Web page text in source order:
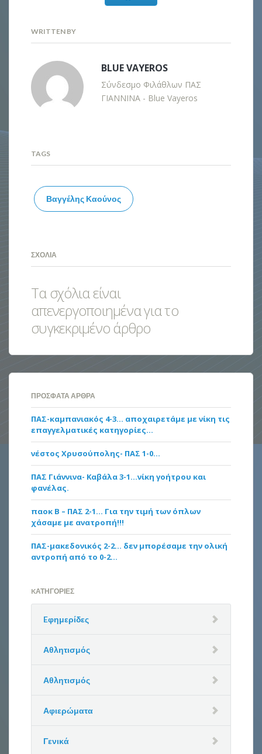
WRITTEN BY
BLUE VAYEROS
Σύνδεσμο Φιλάθλων ΠΑΣ
ΓΙΑΝΝΙΝΑ - Blue Vayeros
TAGS
Βαγγέλης Καούνος
ΣΧΌΛΙΑ
Τα σχόλια είναι
απενεργοποιημένα για το
συγκεκριμένο άρθρο
ΠΡΌΣΦΑΤΑ ΆΡΘΡΑ
ΠΑΣ-καμπανιακός 4-3… αποχαιρετάμε με νίκη τις
επαγγελματικές κατηγορίες…
νέστος Χρυσούπολης- ΠΑΣ 1-0…
ΠΑΣ Γιάννινα- Καβάλα 3-1…νίκη γοήτρου και
φανέλας.
παοκ Β – ΠΑΣ 2-1… Για την τιμή των όπλων
χάσαμε με ανατροπή!!!
ΠΑΣ-μακεδονικός 2-2… δεν μπορέσαμε την ολική
αντροπή από το 0-2…
KΑΤΗΓΟΡΊΕΣ
Eφημερίδες
Αθλητισμός
Αθλητισμός
Αφιερώματα
Γενικά